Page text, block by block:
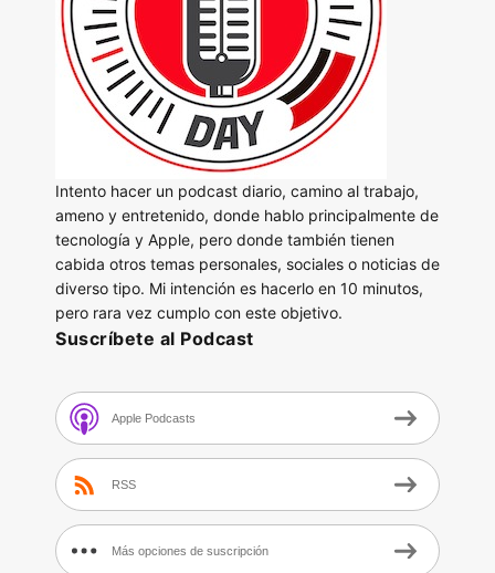
Intento hacer un podcast diario, camino al trabajo,
ameno y entretenido, donde hablo principalmente de
tecnología y Apple, pero donde también tienen
cabida otros temas personales, sociales o noticias de
diverso tipo. Mi intención es hacerlo en 10 minutos,
pero rara vez cumplo con este objetivo.
Suscríbete al Podcast
Apple Podcasts
RSS
Más opciones de suscripción